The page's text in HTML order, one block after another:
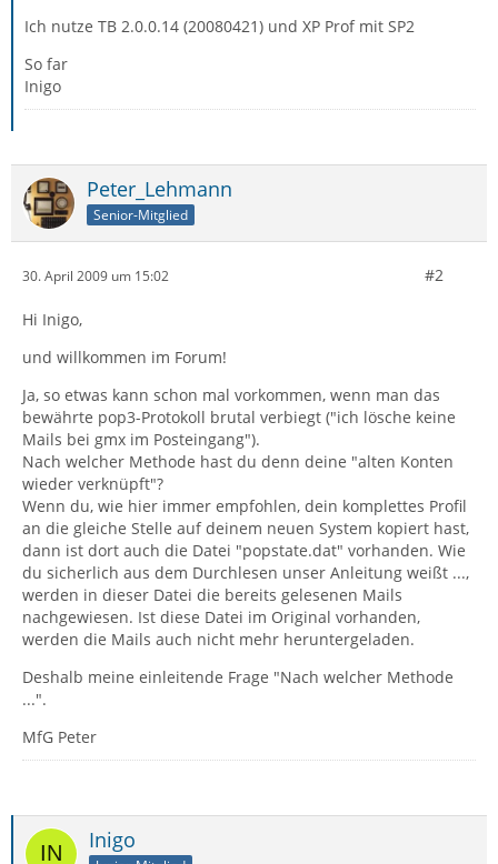
Ich nutze TB 2.0.0.14 (20080421) und XP Prof mit SP2
So far
Inigo
Peter_Lehmann
Senior-Mitglied
30. April 2009 um 15:02 #2
Hi Inigo,
und willkommen im Forum!
Ja, so etwas kann schon mal vorkommen, wenn man das
bewährte pop3-Protokoll brutal verbiegt ("ich lösche keine
Mails bei gmx im Posteingang").
Nach welcher Methode hast du denn deine "alten Konten
wieder verknüpft"?
Wenn du, wie hier immer empfohlen, dein komplettes Profil
an die gleiche Stelle auf deinem neuen System kopiert hast,
dann ist dort auch die Datei "popstate.dat" vorhanden. Wie
du sicherlich aus dem Durchlesen unser Anleitung weißt ...,
werden in dieser Datei die bereits gelesenen Mails
nachgewiesen. Ist diese Datei im Original vorhanden,
werden die Mails auch nicht mehr heruntergeladen.
Deshalb meine einleitende Frage "Nach welcher Methode
...".
MfG Peter
Inigo